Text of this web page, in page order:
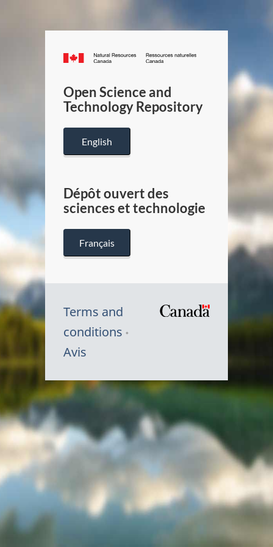
Canada.ca
/
Canada
Open Science and
Technology Repository
English
Dépôt ouvert des
sciences et technologie
Français
Terms and
conditions
Avis
Symbole
du